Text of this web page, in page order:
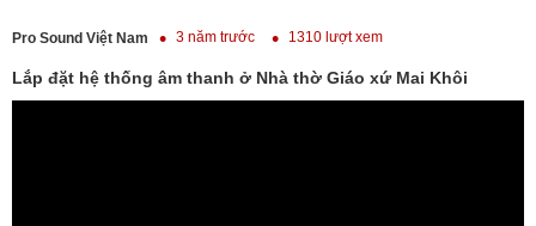
Pro Sound Việt Nam 3 năm trước 1310 lượt xem
Lắp đặt hệ thống âm thanh ở Nhà thờ Giáo xứ Mai Khôi